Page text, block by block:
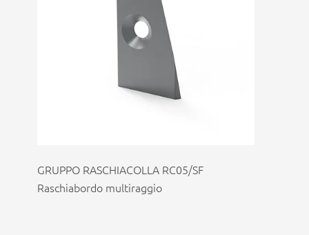
GRUPPO RASCHIACOLLA RC05/SF
Raschiabordo multiraggio